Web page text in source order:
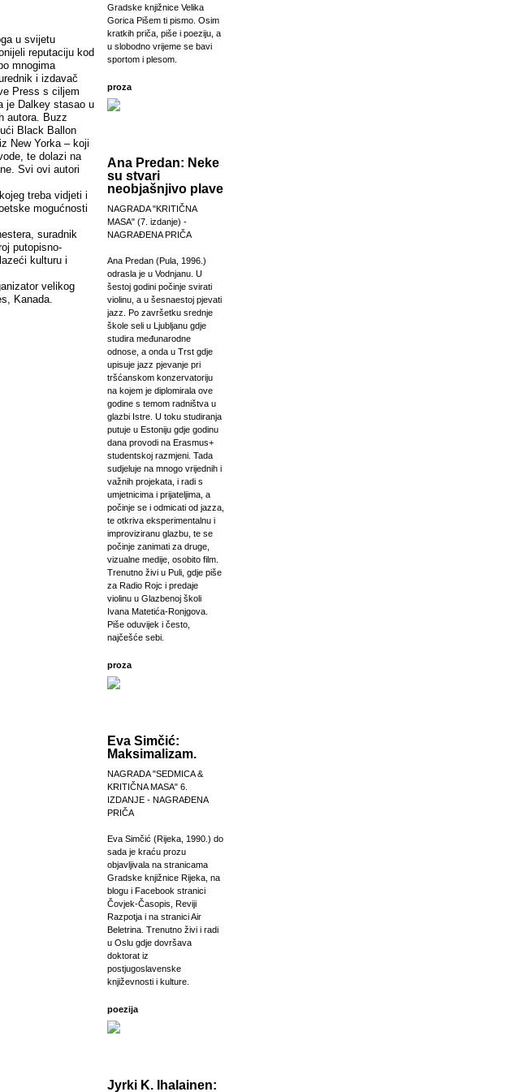
u svijetu
reputaciju kod
mnogima
i izdavač
Press s ciljem
je Dalkey stasao u
autora. Buzz
Black Ballon
New Yorka – koji
te dolazi na
Svi ovi autori
treba vidjeti i
mogućnosti
suradnik
putopisno-
kulturu i
velikog
Kanada.
Gradske knjižnice Velika
Gorica Pišem ti pismo. Osim
kratkih priča, piše i poeziju, a
u slobodno vrijeme se bavi
sportom i plesom.
proza
Ana Predan: Neke
su stvari
neobjašnjivo plave
NAGRADA "KRITIČNA
MASA" (7. izdanje) -
NAGRAĐENA PRIČA
Ana Predan (Pula, 1996.)
odrasla je u Vodnjanu. U
šestoj godini počinje svirati
violinu, a u šesnaestoj pjevati
jazz. Po završetku srednje
škole seli u Ljubljanu gdje
studira međunarodne
odnose, a onda u Trst gdje
upisuje jazz pjevanje pri
tršćanskom konzervatoriju
na kojem je diplomirala ove
godine s temom radništva u
glazbi Istre. U toku studiranja
putuje u Estoniju gdje godinu
dana provodi na Erasmus+
studentskoj razmjeni. Tada
sudjeluje na mnogo vrijednih i
važnih projekata, i radi s
umjetnicima i prijateljima, a
počinje se i odmicati od jazza,
te otkriva eksperimentalnu i
improviziranu glazbu, te se
počinje zanimati za druge,
vizualne medije, osobito film.
Trenutno živi u Puli, gdje piše
za Radio Rojc i predaje
violinu u Glazbenoj školi
Ivana Matetića-Ronjgova.
Piše oduvijek i često,
najčešće sebi.
proza
Eva Simčić:
Maksimalizam.
NAGRADA "SEDMICA &
KRITIČNA MASA" 6.
IZDANJE - NAGRAĐENA
PRIČA
Eva Simčić (Rijeka, 1990.) do
sada je kraću prozu
objavljivala na stranicama
Gradske knjižnice Rijeka, na
blogu i Facebook stranici
Čovjek-Časopis, Reviji
Razpotja i na stranici Air
Beletrina. Trenutno živi i radi
u Oslu gdje dovršava
doktorat iz
postjugoslavenske
književnosti i kulture.
poezija
Jyrki K. Ihalainen: